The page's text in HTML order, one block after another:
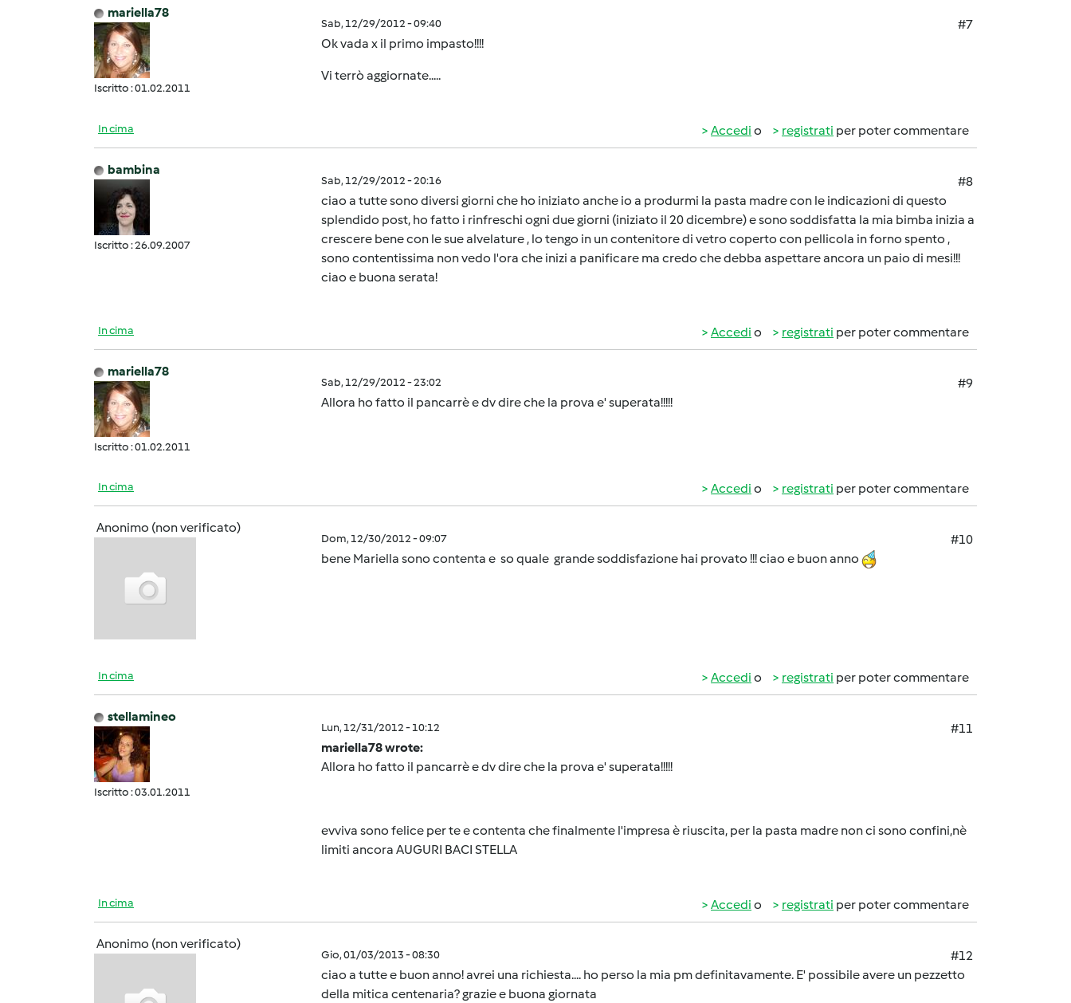
mariella78
Iscritto : 01.02.2011
Sab, 12/29/2012 - 09:40
#7
Ok vada x il primo impasto!!!!
Vi terrò aggiornate.....
In cima Accedi o registrati per poter commentare
bambina
Iscritto : 26.09.2007
Sab, 12/29/2012 - 20:16
#8
ciao a tutte sono diversi giorni che ho iniziato anche io a produrmi la pasta madre con le indicazioni di questo
splendido post, ho fatto i rinfreschi ogni due giorni (iniziato il 20 dicembre) e sono soddisfatta la mia bimba inizia a
crescere bene con le sue alvelature , lo tengo in un contenitore di vetro coperto con pellicola in forno spento ,
sono contentissima non vedo l'ora che inizi a panificare ma credo che debba aspettare ancora un paio di mesi!!!
ciao e buona serata!
In cima Accedi o registrati per poter commentare
mariella78
Iscritto : 01.02.2011
Sab, 12/29/2012 - 23:02
#9
Allora ho fatto il pancarrè e dv dire che la prova e' superata!!!!!
In cima Accedi o registrati per poter commentare
Anonimo (non verificato)
Dom, 12/30/2012 - 09:07
#10
bene Mariella sono contenta e so quale grande soddisfazione hai provato !!! ciao e buon anno
In cima Accedi o registrati per poter commentare
stellamineo
Iscritto : 03.01.2011
Lun, 12/31/2012 - 10:12
#11
mariella78 wrote:
Allora ho fatto il pancarrè e dv dire che la prova e' superata!!!!!
evviva sono felice per te e contenta che finalmente l'impresa è riuscita, per la pasta madre non ci sono confini,nè
limiti ancora AUGURI BACI STELLA
In cima Accedi o registrati per poter commentare
Anonimo (non verificato)
Gio, 01/03/2013 - 08:30
#12
ciao a tutte e buon anno! avrei una richiesta.... ho perso la mia pm definitavamente. E' possibile avere un pezzetto
della mitica centenaria? grazie e buona giornata